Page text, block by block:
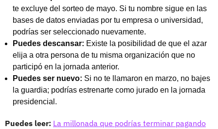
te excluye del sorteo de mayo. Si tu nombre sigue en las
bases de datos enviadas por tu empresa o universidad,
podrías ser seleccionado nuevamente.
Puedes descansar: Existe la posibilidad de que el azar
elija a otra persona de tu misma organización que no
participó en la jornada anterior.
Puedes ser nuevo: Si no te llamaron en marzo, no bajes
la guardia; podrías estrenarte como jurado en la jornada
presidencial.
Puedes leer: La millonada que podrías terminar pagando